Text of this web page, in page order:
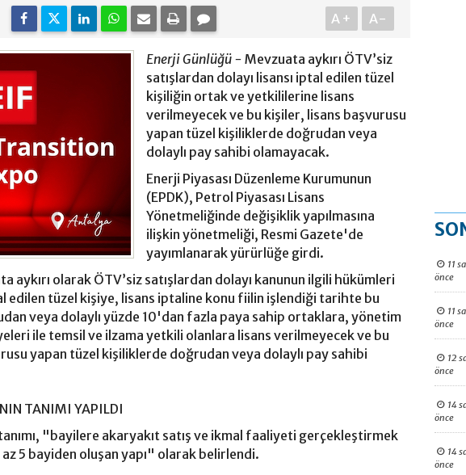
A+ A-
Enerji Günlüğü - Mevzuata aykırı ÖTV’siz
satışlardan dolayı lisansı iptal edilen tüzel
kişiliğin ortak ve yetkililerine lisans
verilmeyecek ve bu kişiler, lisans başvurusu
yapan tüzel kişiliklerde doğrudan veya
dolaylı pay sahibi olamayacak.
Enerji Piyasası Düzenleme Kurumunun
(EPDK), Petrol Piyasası Lisans
Yönetmeliğinde değişiklik yapılmasına
ilişkin yönetmeliği, Resmi Gazete'de
yayımlanarak yürürlüğe girdi.
aykırı olarak ÖTV’siz satışlardan dolayı kanunun ilgili hükümleri
edilen tüzel kişiye, lisans iptaline konu fiilin işlendiği tarihte bu
veya dolaylı yüzde 10'dan fazla paya sahip ortaklara, yönetim
ile temsil ve ilzama yetkili olanlara lisans verilmeyecek ve bu
yapan tüzel kişiliklerde doğrudan veya dolaylı pay sahibi
TANIMI YAPILDI
"bayilere akaryakıt satış ve ikmal faaliyeti gerçekleştirmek
az 5 bayiden oluşan yapı" olarak belirlendi.
11
önce
11
önce
12
önce
14
önce
14
önce